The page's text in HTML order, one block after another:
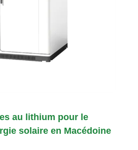
au lithium pour le
solaire en Macédoine